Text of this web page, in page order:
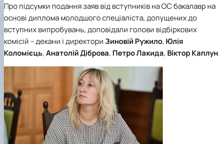
Про підсумки подання заяв від вступників на ОС бакалавр на
основі диплома молодшого спеціаліста, допущених до
вступних випробувань, доповідали голови відбіркових
комісій – декани і директори Зиновій Ружило, Юлія
Коломієць,Анатолій Діброва, Петро Лакида, Віктор Каплун